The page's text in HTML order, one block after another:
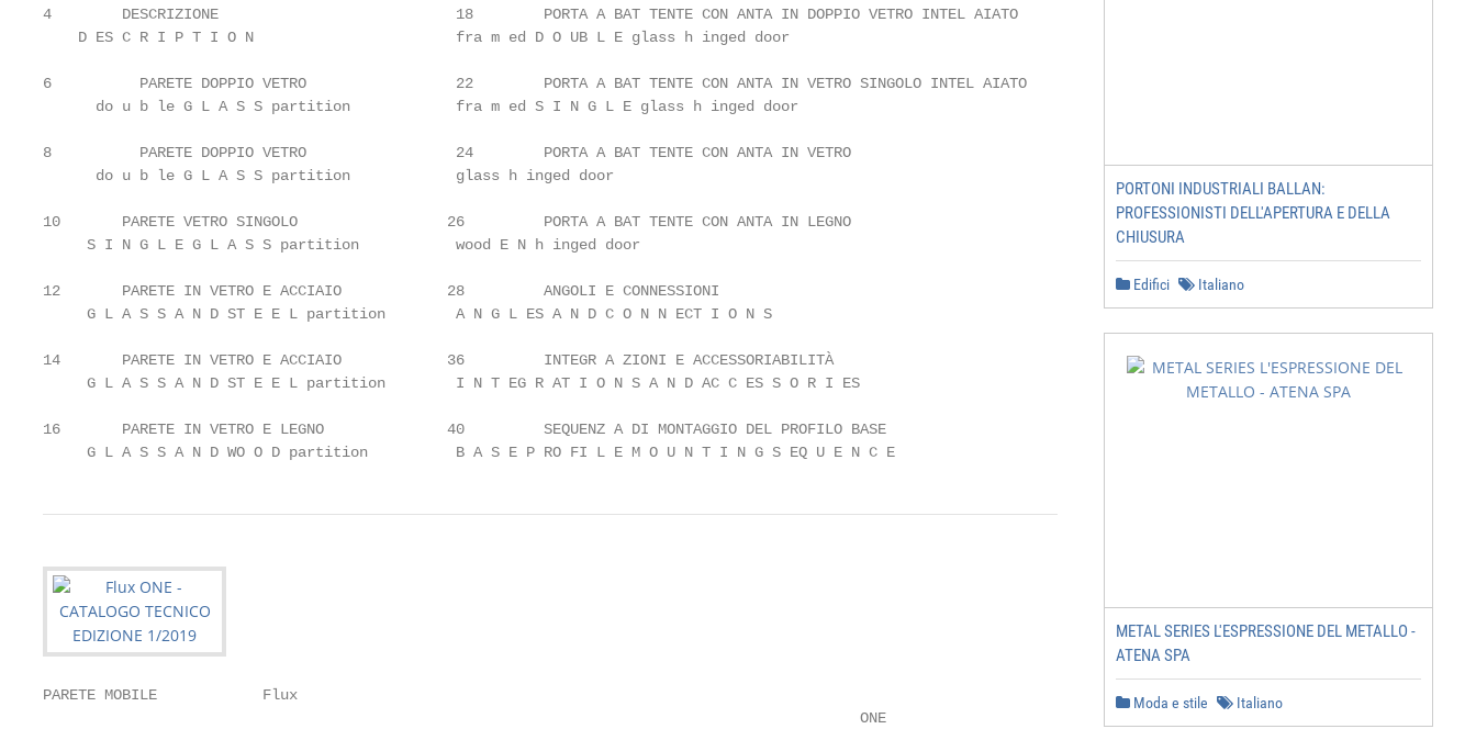
4 	 DESCRIZIONE                           18 	 PORTA A BAT TENTE CON ANTA IN DOPPIO VETRO INTEL AIATO
    D ES C R I P T I O N                       fra m ed D O UB L E glass h inged door
6 	   PARETE DOPPIO VETRO                 22 	 PORTA A BAT TENTE CON ANTA IN VETRO SINGOLO INTEL AIATO
      do u b le G L A S S partition            fra m ed S I N G L E glass h inged door
8 	   PARETE DOPPIO VETRO                 24 	 PORTA A BAT TENTE CON ANTA IN VETRO
      do u b le G L A S S partition            glass h inged door
10 	 PARETE VETRO SINGOLO                 26 	 PORTA A BAT TENTE CON ANTA IN LEGNO
     S I N G L E G L A S S partition           wood E N h inged door
12 	 PARETE IN VETRO E ACCIAIO            28 	 ANGOLI E CONNESSIONI
     G L A S S A N D ST E E L partition        A N G L ES A N D C O N N ECT I O N S
14 	 PARETE IN VETRO E ACCIAIO            36 	 INTEGR A ZIONI E ACCESSORIABILITÀ
     G L A S S A N D ST E E L partition        I N T EG R AT I O N S A N D AC C ES S O R I ES
16 	 PARETE IN VETRO E LEGNO              40 	 SEQUENZ A DI MONTAGGIO DEL PROFILO BASE
     G L A S S A N D WO O D partition          B A S E P RO FI L E M O U N T I N G S EQ U E N C E
PARETE MOBILE            Flux
                                                                                             ONE
PORTONI INDUSTRIALI BALLAN:
PROFESSIONISTI DELL'APERTURA E DELLA
CHIUSURA
Edifici Italiano
METAL SERIES L'ESPRESSIONE DEL METALLO -
ATENA SPA
Moda e stile Italiano